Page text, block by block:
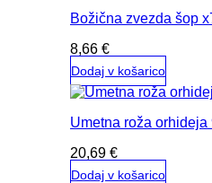
Božična zvezda šop
8,66 €
Dodaj v košarico
Umetna roža orhideja
20,69 €
Dodaj v košarico